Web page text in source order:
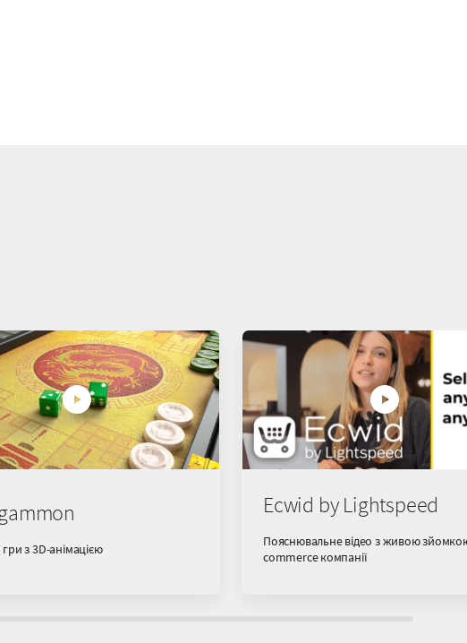
з 3D-анімацією
Ecwid by Lightspeed
Пояснювальне відео з живою
commerce компанії